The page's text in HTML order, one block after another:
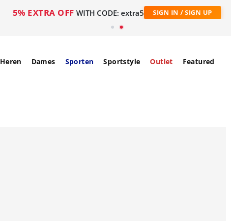
5% EXTRA OFF WITH CODE: extra5 SIGN IN / SIGN UP
Heren Dames Sporten Sportstyle Outlet Featured